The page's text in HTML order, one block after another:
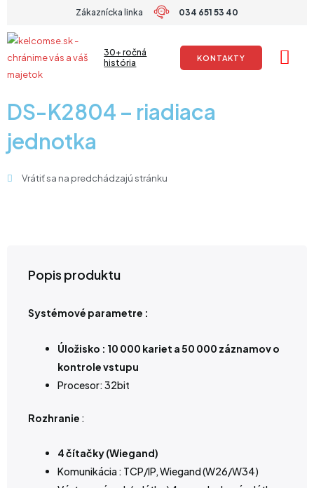
obsah
Zákaznícka linka 034 651 53 40
30+ ročná
história
KONTAKTY
DS-K2804 – riadiaca
jednotka
Vrátiť sa na predchádzajú stránku
Popis produktu
Systémové parametre :
Úložisko : 10 000 kariet a 50 000 záznamov o
kontrole vstupu
Procesor: 32bit
Rozhranie :
4 čítačky (Wiegand)
Komunikácia : TCP/IP, Wiegand (W26/W34)